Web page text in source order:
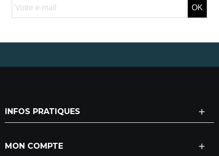
OK
INFOS PRATIQUES
MON COMPTE